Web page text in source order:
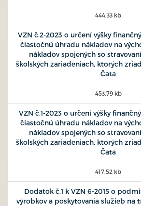
444.33 kb
VZN č.2-2023 o určení výšky
čiastočnú úhradu nákladov na
nákladov spojených so
školských zariadeniach, ktorých
Čata
453.79 kb
VZN č.1-2023 o určení výšky
čiastočnú úhradu nákladov na
nákladov spojených so
školských zariadeniach, ktorých
Čata
417.52 kb
Dodatok č.1 k VZN 6-2015 o
výrobkov a poskytovania služieb na